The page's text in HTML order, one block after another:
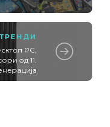
ТРЕНДИ
PC,
од 11.